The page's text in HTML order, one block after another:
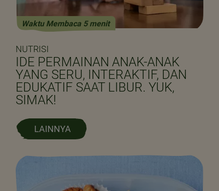
Waktu Membaca 5 menit
NUTRISI
IDE PERMAINAN ANAK-ANAK
YANG SERU, INTERAKTIF, DAN
EDUKATIF SAAT LIBUR. YUK,
SIMAK!
LAINNYA